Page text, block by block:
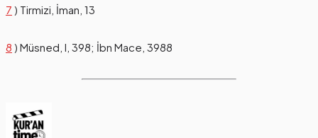
7 ) Tirmizi, İman, 13
8 ) Müsned, I, 398; İbn Mace, 3988